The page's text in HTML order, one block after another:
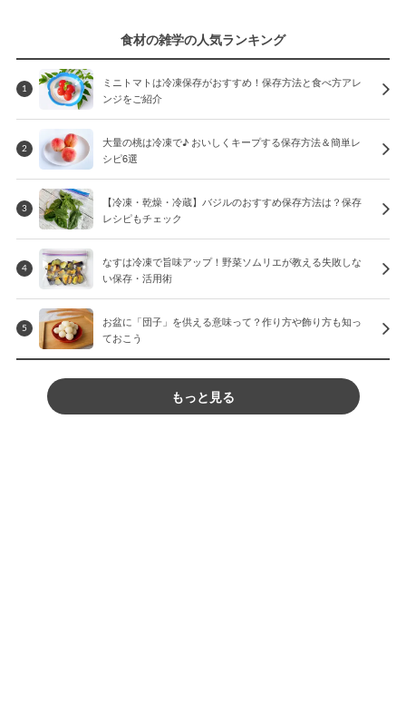
食材の雑学の人気ランキング
1
ミニトマトは冷凍保存がおすすめ！保存方法と食べ方アレ
ンジをご紹介
2
大量の桃は冷凍で♪ おいしくキープする保存方法＆簡単レ
シピ6選
3
【冷凍・乾燥・冷蔵】バジルのおすすめ保存方法は？保存
レシピもチェック
4
なすは冷凍で旨味アップ！野菜ソムリエが教える失敗しな
い保存・活用術
5
お盆に「団子」を供える意味って？作り方や飾り方も知っ
ておこう
もっと見る